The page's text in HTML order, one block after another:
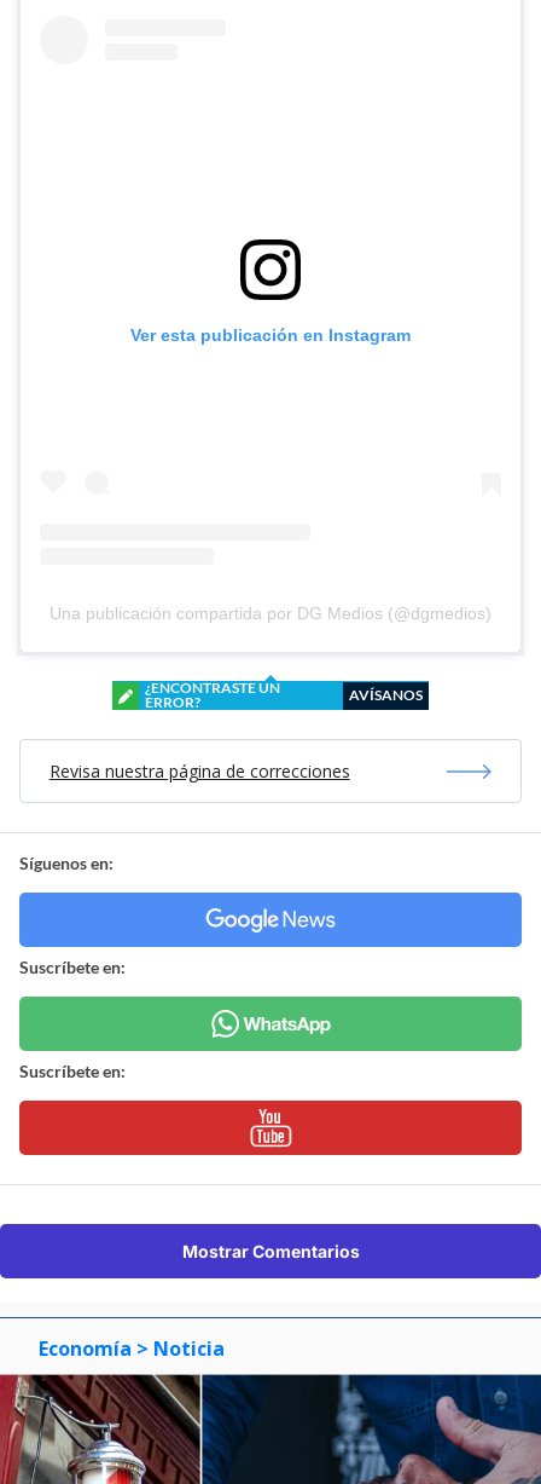
Ver esta publicación en Instagram
Una publicación compartida por DG Medios (@dgmedios)
¿ENCONTRASTE UN
ERROR?
AVÍSANOS
Revisa nuestra página de correcciones
Síguenos en:
Suscríbete en:
Suscríbete en:
Mostrar Comentarios
Economía > Noticia